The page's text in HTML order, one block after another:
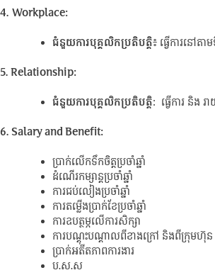
4. Workplace:
ជំនួយការបុគ្គលិកប្រតិបត្តិ៖ ធ្វើការនៅត
5. Relationship:
ជំនួយការបុគ្គលិកប្រតិបត្តិ: ធ្វើការ និង
6. Salary and Benefit:
ប្រាក់លើកទឹកចិត្តប្រចាំឆ្នាំ
ដំណើរកម្សាន្តប្រចាំឆ្នាំ
ការជប់លៀងប្រចាំឆ្នាំ
ការតម្លើងប្រាក់ខែប្រចាំឆ្នាំ
ការឧបត្ថម្ភលើការសិក្សា
ការបណ្តុះបណ្តាលពីខាងក្រៅ និងពីក្រុមហ៊ុន
ប្រាក់អតីតភាពការងារ
ប.ស.ស